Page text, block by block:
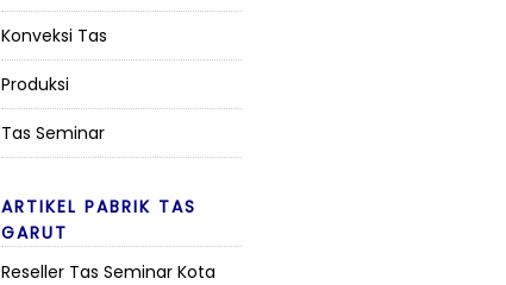
Konveksi Tas
Produksi
Tas Seminar
ARTIKEL PABRIK TAS
GARUT
Reseller Tas Seminar Kota